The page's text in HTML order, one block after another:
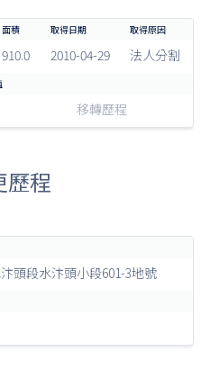
910.0 2010-04-29 法人分割
移轉歷程
歷程
頭段水汴頭小段601-3地號